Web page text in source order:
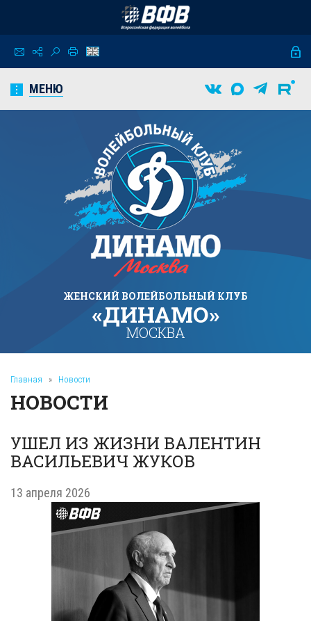
МЕНЮ
ЖЕНСКИЙ ВОЛЕЙБОЛЬНЫЙ КЛУБ
«ДИНАМО»
МОСКВА
Главная » Новости
НОВОСТИ
УШЕЛ ИЗ ЖИЗНИ ВАЛЕНТИН
ВАСИЛЬЕВИЧ ЖУКОВ
13 апреля 2026